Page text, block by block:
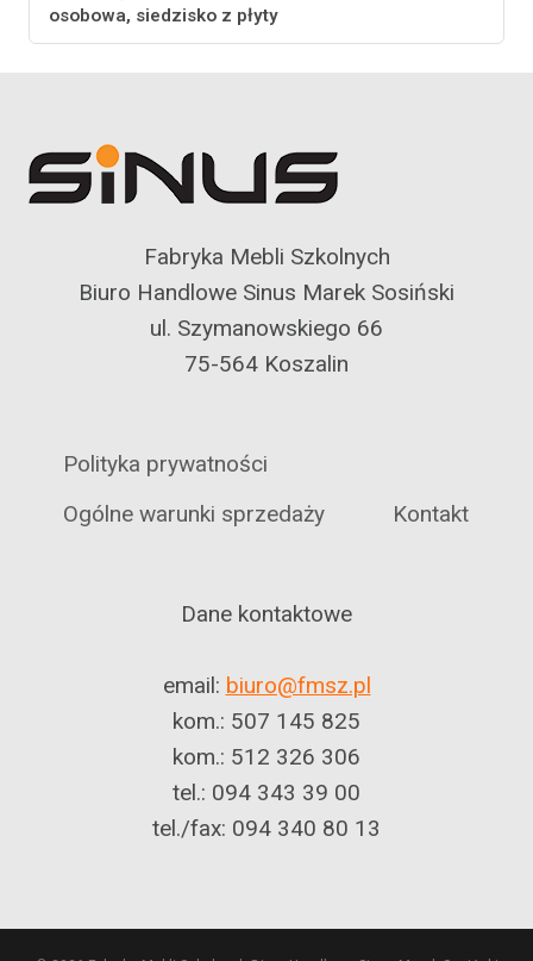
osobowa, siedzisko z płyty
Fabryka Mebli Szkolnych
Biuro Handlowe Sinus Marek Sosiński
ul. Szymanowskiego 66
75-564 Koszalin
Polityka prywatności
Ogólne warunki sprzedaży
Kontakt
Dane kontaktowe
email: biuro@fmsz.pl
kom.: 507 145 825
kom.: 512 326 306
tel.: 094 343 39 00
tel./fax: 094 340 80 13